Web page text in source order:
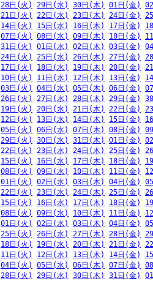
28日(火) 29日(水) 30日(木) 01日(金)
21日(火) 22日(水) 23日(木) 24日(金)
14日(火) 15日(水) 16日(木) 17日(金)
07日(火) 08日(水) 09日(木) 10日(金)
31日(火) 01日(水) 02日(木) 03日(金)
24日(火) 25日(水) 26日(木) 27日(金)
17日(火) 18日(水) 19日(木) 20日(金)
10日(火) 11日(水) 12日(木) 13日(金)
03日(火) 04日(水) 05日(木) 06日(金)
26日(火) 27日(水) 28日(木) 29日(金)
19日(火) 20日(水) 21日(木) 22日(金)
12日(火) 13日(水) 14日(木) 15日(金)
05日(火) 06日(水) 07日(木) 08日(金)
29日(火) 30日(水) 31日(木) 01日(金)
22日(火) 23日(水) 24日(木) 25日(金)
15日(火) 16日(水) 17日(木) 18日(金)
08日(火) 09日(水) 10日(木) 11日(金)
01日(火) 02日(水) 03日(木) 04日(金)
22日(火) 23日(水) 24日(木) 25日(金)
15日(火) 16日(水) 17日(木) 18日(金)
08日(火) 09日(水) 10日(木) 11日(金)
01日(火) 02日(水) 03日(木) 04日(金)
25日(火) 26日(水) 27日(木) 28日(金)
18日(火) 19日(水) 20日(木) 21日(金)
11日(火) 12日(水) 13日(木) 14日(金)
04日(火) 05日(水) 06日(木) 07日(金)
28日(火) 29日(水) 30日(木) 31日(金)